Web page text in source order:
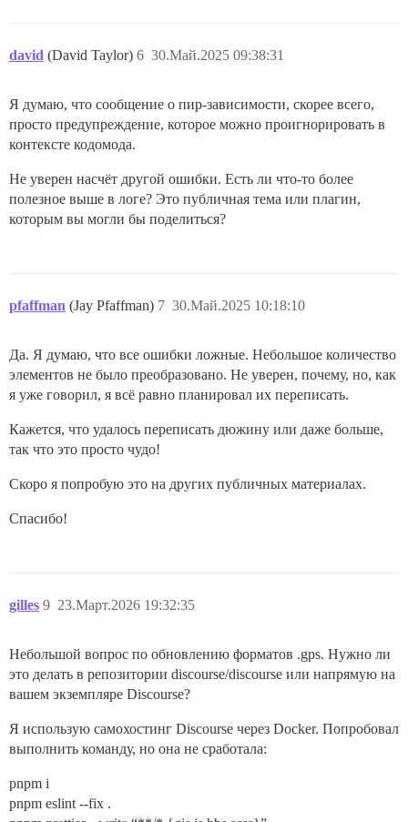
david (David Taylor) 30.Май.2025 09:38:31
6
Я думаю, что сообщение о пир-зависимости, скорее всего,
просто предупреждение, которое можно проигнорировать в
контексте кодомода.
Не уверен насчёт другой ошибки. Есть ли что-то более
полезное выше в логе? Это публичная тема или плагин,
которым вы могли бы поделиться?
pfaffman (Jay Pfaffman) 30.Май.2025 10:18:10
7
Да. Я думаю, что все ошибки ложные. Небольшое количество
элементов не было преобразовано. Не уверен, почему, но, как
я уже говорил, я всё равно планировал их переписать.
Кажется, что удалось переписать дюжину или даже больше,
так что это просто чудо!
Скоро я попробую это на других публичных материалах.
Спасибо!
gilles 23.Март.2026 19:32:35
9
Небольшой вопрос по обновлению форматов .gps. Нужно ли
это делать в репозитории discourse/discourse или напрямую на
вашем экземпляре Discourse?
Я использую самохостинг Discourse через Docker. Попробовал
выполнить команду, но она не сработала:
pnpm i
pnpm eslint --fix .